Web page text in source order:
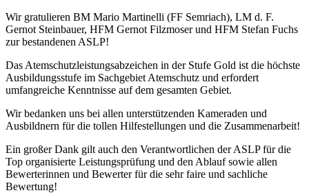
Wir gratulieren BM Mario Martinelli (FF Semriach), LM d. F.
Gernot Steinbauer, HFM Gernot Filzmoser und HFM Stefan Fuchs
zur bestandenen ASLP!
Das Atemschutzleistungsabzeichen in der Stufe Gold ist die höchste
Ausbildungsstufe im Sachgebiet Atemschutz und erfordert
umfangreiche Kenntnisse auf dem gesamten Gebiet.
Wir bedanken uns bei allen unterstützenden Kameraden und
Ausbildnern für die tollen Hilfestellungen und die Zusammenarbeit!
Ein großer Dank gilt auch den Verantwortlichen der ASLP für die
Top organisierte Leistungsprüfung und den Ablauf sowie allen
Bewerterinnen und Bewerter für die sehr faire und sachliche
Bewertung!